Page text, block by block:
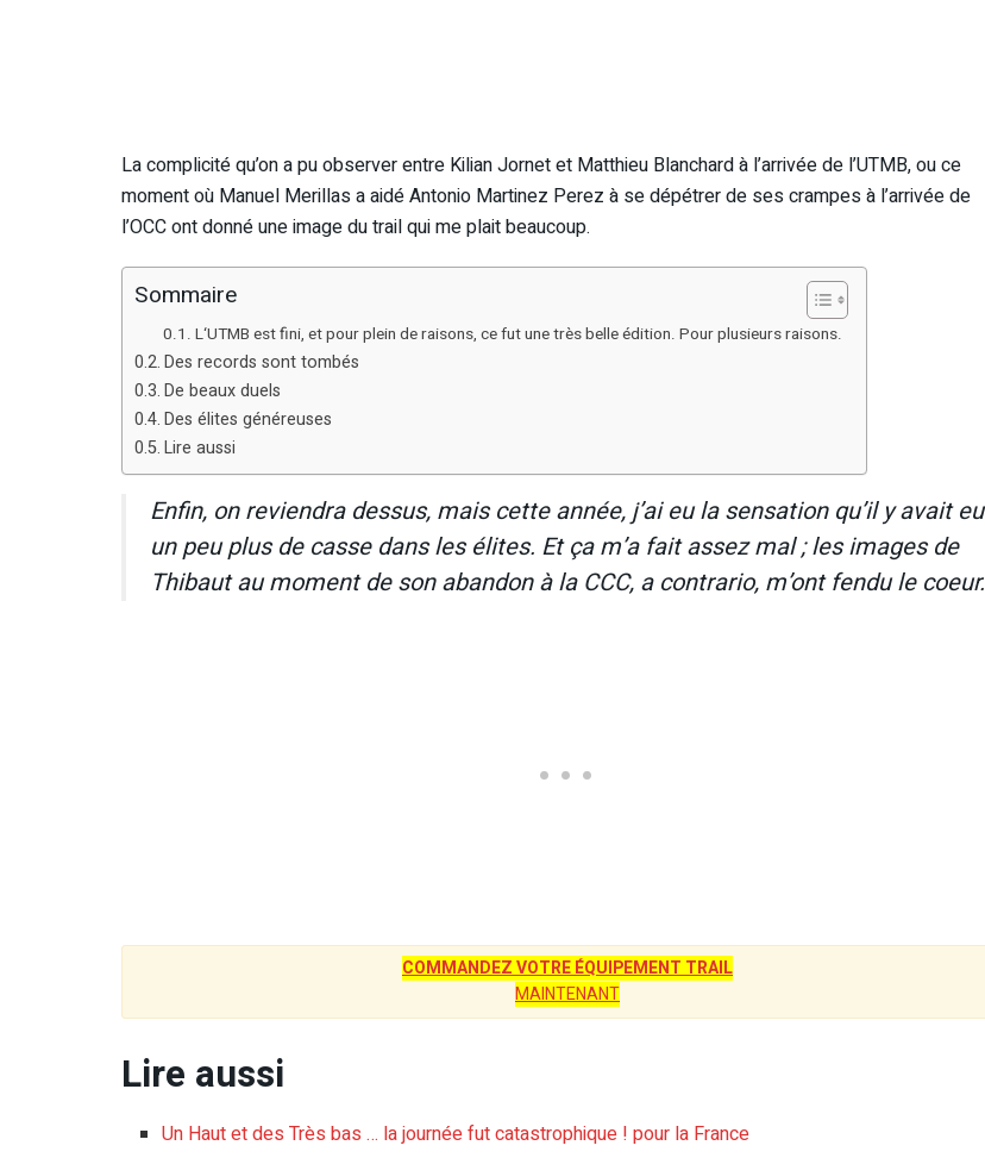
La complicité qu’on a pu observer entre Kilian Jornet et Matthieu Blanchard à l’arrivée de l’UTMB, ou ce
moment où Manuel Merillas a aidé Antonio Martinez Perez à se dépétrer de ses crampes à l’arrivée de
l’OCC ont donné une image du trail qui me plait beaucoup.
Sommaire
L‘UTMB est fini, et pour plein de raisons, ce fut une très belle édition. Pour plusieurs raisons.
Des records sont tombés
De beaux duels
Des élites généreuses
Lire aussi
Enfin, on reviendra dessus, mais cette année, j’ai eu la sensation qu’il y avait eu
un peu plus de casse dans les élites. Et ça m’a fait assez mal ; les images de
Thibaut au moment de son abandon à la CCC, a contrario, m’ont fendu le coeur.
COMMANDEZ VOTRE ÉQUIPEMENT TRAIL
MAINTENANT
Lire aussi
Un Haut et des Très bas … la journée fut catastrophique ! pour la France